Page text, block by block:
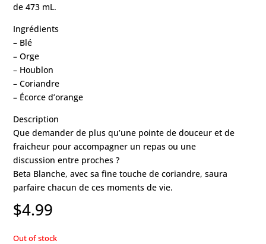
de 473 mL.
Ingrédients
– Blé
– Orge
– Houblon
– Coriandre
– Écorce d’orange
Description
Que demander de plus qu’une pointe de douceur et de
fraicheur pour accompagner un repas ou une
discussion entre proches ?
Beta Blanche, avec sa fine touche de coriandre, saura
parfaire chacun de ces moments de vie.
$4.99
Out of stock